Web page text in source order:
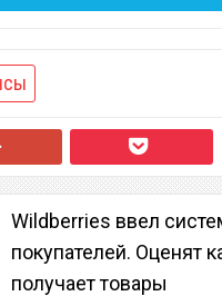
Wildberries ввел
покупателей. Оценят
получает товары